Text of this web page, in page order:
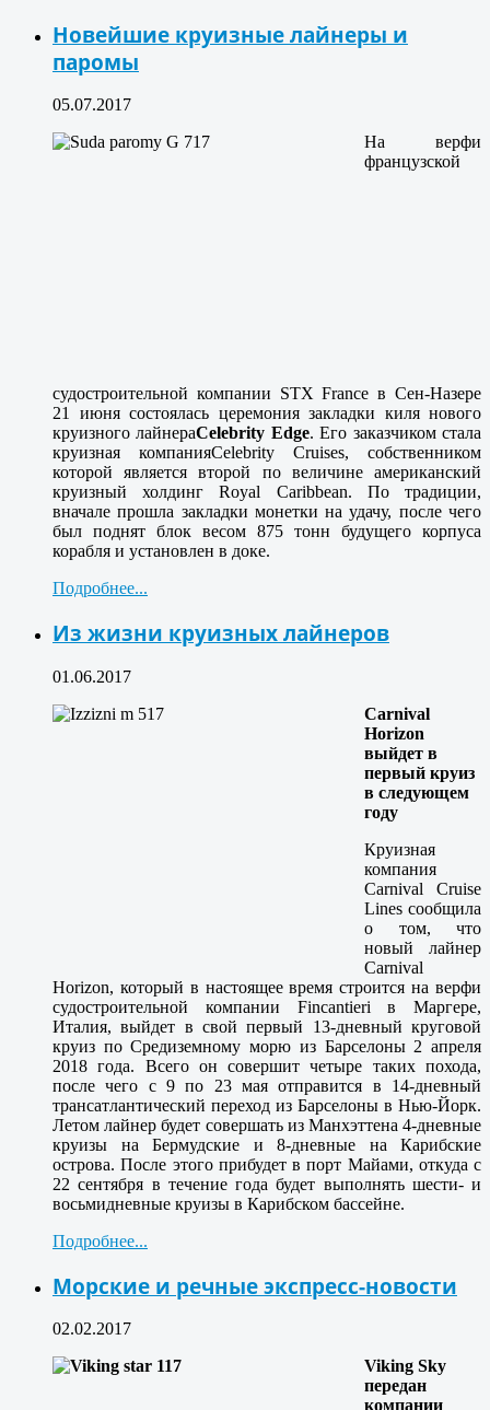
Новейшие круизные лайнеры и
паромы
05.07.2017
На верфи
французской
судостроительной компании STX France в Сен-Назере
21 июня состоялась церемония закладки киля нового
круизного лайнераCelebrity Edge. Его заказчиком стала
круизная компанияCelebrity Cruises, собственником
которой является второй по величине американский
круизный холдинг Royal Caribbean. По традиции,
вначале прошла закладки монетки на удачу, после чего
был поднят блок весом 875 тонн будущего корпуса
корабля и установлен в доке.
Подробнее...
Из жизни круизных лайнеров
01.06.2017
Carnival
Horizon
выйдет в
первый круиз
в следующем
году
Круизная
компания
Carnival Cruise
Lines сообщила
о том, что
новый лайнер
Carnival
Horizon, который в настоящее время строится на верфи
судостроительной компании Fincantieri в Маргере,
Италия, выйдет в свой первый 13-дневный круговой
круиз по Средиземному морю из Барселоны 2 апреля
2018 года. Всего он совершит четыре таких похода,
после чего с 9 по 23 мая отправится в 14-дневный
трансатлантический переход из Барселоны в Нью-Йорк.
Летом лайнер будет совершать из Манхэттена 4-дневные
круизы на Бермудские и 8-дневные на Карибские
острова. После этого прибудет в порт Майами, откуда с
22 сентября в течение года будет выполнять шести- и
восьмидневные круизы в Карибском бассейне.
Подробнее...
Морские и речные экспресс-новости
02.02.2017
Viking Sky
передан
компании